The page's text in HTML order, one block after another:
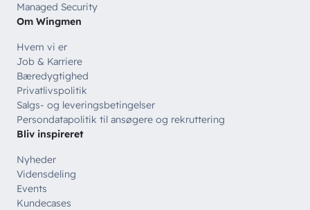
Managed Security
Om Wingmen
Hvem vi er
Job & Karriere
Bæredygtighed
Privatlivspolitik
Salgs- og leveringsbetingelser
Persondatapolitik til ansøgere og rekruttering
Bliv inspireret
Nyheder
Vidensdeling
Events
Kundecases